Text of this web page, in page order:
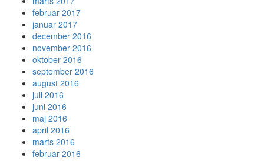
februar 2017
januar 2017
december 2016
november 2016
oktober 2016
september 2016
august 2016
juli 2016
juni 2016
maj 2016
april 2016
marts 2016
februar 2016